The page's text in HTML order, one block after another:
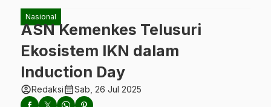
Nasional
ASN Kemenkes Telusuri
Ekosistem IKN dalam
Induction Day
account_circleRedaksicalendar_monthSab, 26 Jul 2025